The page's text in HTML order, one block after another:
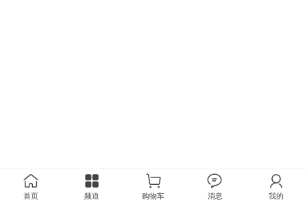
首页 频道 购物车 消息 我的